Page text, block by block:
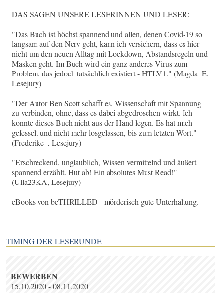
DAS SAGEN UNSERE LESERINNEN UND LESER:
"Das Buch ist höchst spannend und allen, denen Covid-19 so
langsam auf den Nerv geht, kann ich versichern, dass es hier
nicht um den neuen Alltag mit Lockdown, Abstandsregeln und
Masken geht. Im Buch wird ein ganz anderes Virus zum
Problem, das jedoch tatsächlich existiert - HTLV1." (Magda_E,
Lesejury)
"Der Autor Ben Scott schafft es, Wissenschaft mit Spannung
zu verbinden, ohne, dass es dabei abgedroschen wirkt. Ich
konnte dieses Buch nicht aus der Hand legen. Es hat mich
gefesselt und nicht mehr losgelassen, bis zum letzten Wort."
(Frederike_, Lesejury)
"Erschreckend, unglaublich, Wissen vermittelnd und äußert
spannend erzählt. Hut ab! Ein absolutes Must Read!"
(Ulla23KA, Lesejury)
eBooks von beTHRILLED - mörderisch gute Unterhaltung.
TIMING DER LESERUNDE
BEWERBEN
15.10.2020 - 08.11.2020